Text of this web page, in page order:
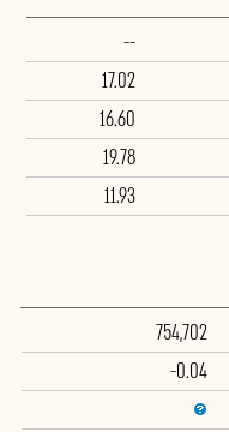
--
17.02
16.60
19.78
11.93
754,702
-0.04